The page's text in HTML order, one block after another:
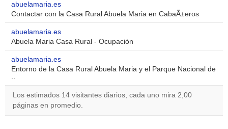
abuelamaria.es
Contactar con la Casa Rural Abuela Maria en CabaÃ±eros
abuelamaria.es
Abuela Maria Casa Rural - Ocupación
abuelamaria.es
Entorno de la Casa Rural Abuela Maria y el Parque Nacional de
..
Los estimados 14 visitantes diarios, cada uno mira 2,00
páginas en promedio.